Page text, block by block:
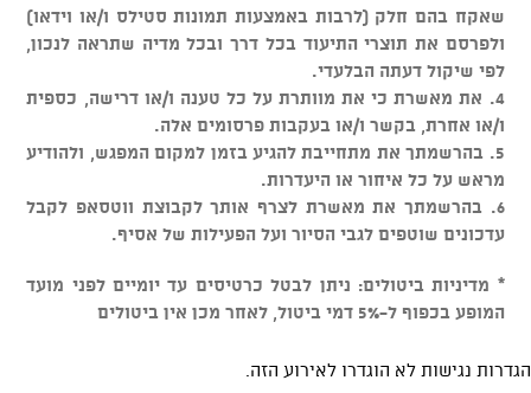
שאקח בהם חלק (לרבות באמצעות תמונות סטילס ו/או וידאו)
ולפרסם את תוצרי התיעוד בכל דרך ובכל מדיה שתראה לנכון,
לפי שיקול דעתה הבלעדי.
4. את מאשרת כי את מוותרת על כל טענה ו/או דרישה, כספית
ו/או אחרת, בקשר ו/או בעקבות פרסומים אלה.
5. בהרשמתך את מתחייבת להגיע בזמן למקום המפגש, ולהודיע
מראש על כל איחור או היעדרות.
6. בהרשמתך את מאשרת לצרף אותך לקבוצת ווטסאפ לקבל
עדכונים שוטפים לגבי הסיור ועל הפעילות של אסיף.
* מדיניות ביטולים: ניתן לבטל כרטיסים עד יומיים לפני מועד
המופע בכפוף ל-5% דמי ביטול, לאחר מכן אין ביטולים
הגדרות נגישות לא הוגדרו לאירוע הזה.